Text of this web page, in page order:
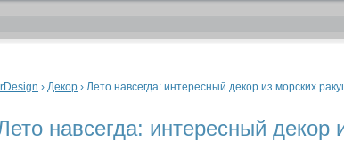
› Декор › Лето навсегда: интересный декор из морских
навсегда: интересный декор